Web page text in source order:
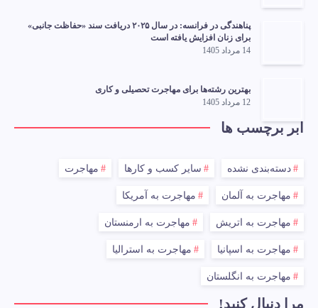
پناهندگی در فرانسه: در سال ۲۰۲۵ دریافت سند «حفاظت جانبی»
برای زنان افزایش یافته است
14 مرداد 1405
بهترین رشته‌ها برای مهاجرت تحصیلی و کاری
12 مرداد 1405
ابر برچسب ها
دسته‌بندی نشده سایر کسب و کارها مهاجرت
مهاجرت به آلمان مهاجرت به آمریکا
مهاجرت به اتریش مهاجرت به ارمنستان
مهاجرت به اسپانیا مهاجرت به استرالیا
مهاجرت به انگلستان
مرا دنبال کنید!